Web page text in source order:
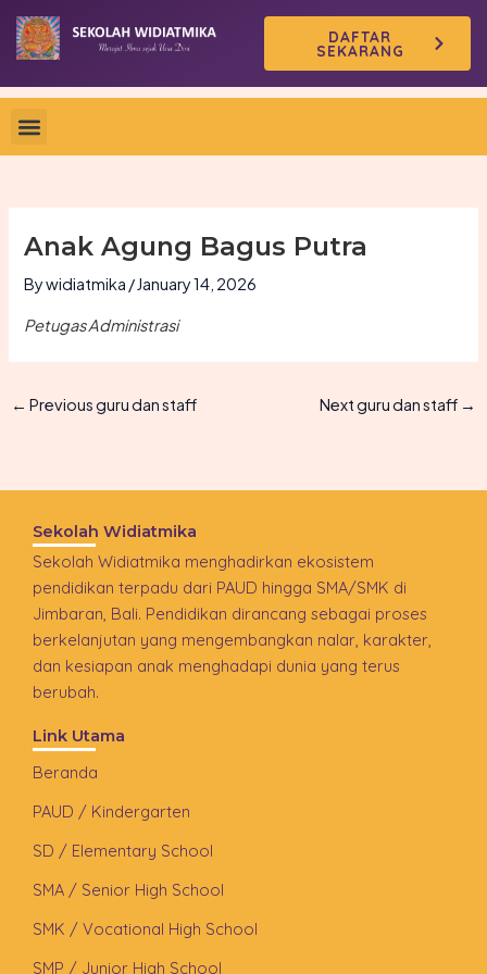
Skip
content
DAFTAR
SEKARANG
Anak Agung Bagus Putra
Bywidiatmika /January 14, 2026
Petugas Administrasi
← Previous guru dan staff Next guru dan staff →
Sekolah Widiatmika
Sekolah Widiatmika menghadirkan ekosistem
pendidikan terpadu dari PAUD hingga SMA/SMK di
Jimbaran, Bali. Pendidikan dirancang sebagai proses
berkelanjutan yang mengembangkan nalar, karakter,
dan kesiapan anak menghadapi dunia yang terus
berubah.
Link Utama
Beranda
PAUD / Kindergarten
SD / Elementary School
SMA / Senior High School
SMK / Vocational High School
SMP / Junior High School